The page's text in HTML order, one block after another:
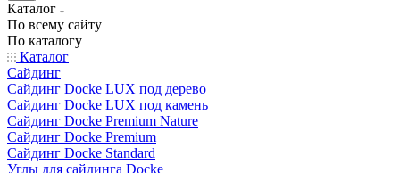
Каталог
По всему сайту
По каталогу
Каталог
Сайдинг
Сайдинг Docke LUX под дерево
Сайдинг Docke LUX под камень
Сайдинг Docke Premium Nature
Сайдинг Docke Premium
Сайдинг Docke Standard
Углы для сайдинга Docke